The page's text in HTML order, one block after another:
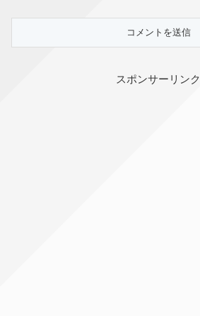
スポンサーリンク